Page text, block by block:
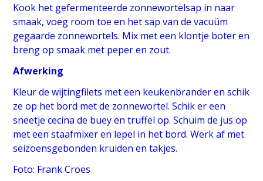
Kook het gefermenteerde zonnewortelsap in naar
smaak, voeg room toe en het sap van de vacuüm
gegaarde zonnewortels. Mix met een klontje boter en
breng op smaak met peper en zout.
Afwerking
Kleur de wijtingfilets met een keukenbrander en schik
ze op het bord met de zonnewortel. Schik er een
sneetje cecina de buey en truffel op. Schuim de jus op
met een staafmixer en lepel in het bord. Werk af met
seizoensgebonden kruiden en takjes.
Foto: Frank Croes